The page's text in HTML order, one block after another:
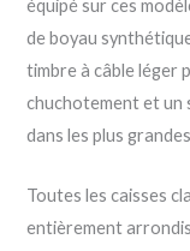
équipé sur ces
de boyau
timbre à câble léger
chuchotement et un
dans les plus
Toutes les caisses
entièrement